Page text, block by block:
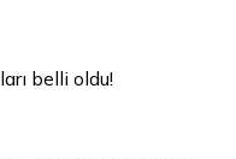
belli oldu!